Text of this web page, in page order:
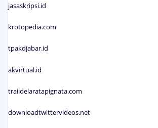
jasaskripsi.id
krotopedia.com
tpakdjabar.id
akvirtual.id
traildelaratapignata.com
downloadtwittervideos.net